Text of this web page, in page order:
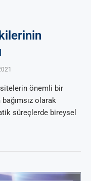
önemli bir
olarak
süreçlerde bireysel